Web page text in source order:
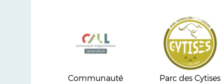
Communauté
Parc des Cytises